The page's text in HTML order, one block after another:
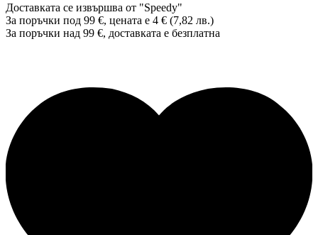
Доставката се извършва от "Speedy"
За поръчки под 99 €, цената е 4 € (7,82 лв.)
За поръчки над 99 €, доставката е безплатна